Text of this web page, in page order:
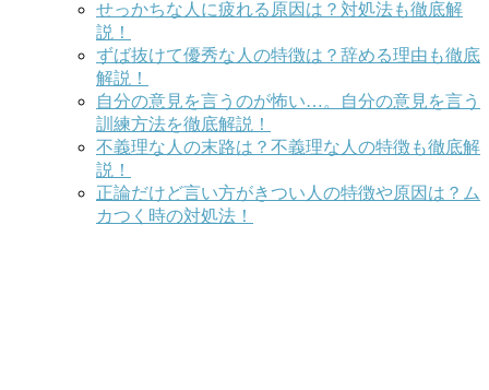
せっかちな人に疲れる原因は？対処法も徹底解
説！
ずば抜けて優秀な人の特徴は？辞める理由も徹底
解説！
自分の意見を言うのが怖い…。自分の意見を言う
訓練方法を徹底解説！
不義理な人の末路は？不義理な人の特徴も徹底解
説！
正論だけど言い方がきつい人の特徴や原因は？ム
カつく時の対処法！